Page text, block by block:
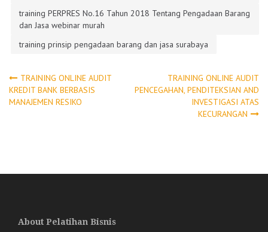
training PERPRES No.16 Tahun 2018 Tentang Pengadaan Barang
dan Jasa webinar murah
training prinsip pengadaan barang dan jasa surabaya
Post
navigation
TRAINING ONLINE AUDIT
KREDIT BANK BERBASIS
MANAJEMEN RESIKO
TRAINING ONLINE AUDIT
PENCEGAHAN, PENDITEKSIAN AND
INVESTIGASI ATAS
KECURANGAN
About Pelatihan Bisnis